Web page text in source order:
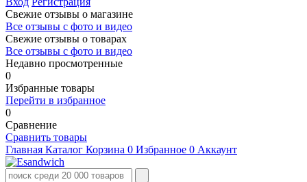
Свежие отзывы о магазине
Все отзывы с фото и видео
Свежие отзывы о товарах
Все отзывы c фото и видео
Недавно просмотренные
0
Избранные товары
Перейти в избранное
0
Сравнение
Сравнить товары
Главная Каталог Корзина 0 Избранное 0 Аккаунт